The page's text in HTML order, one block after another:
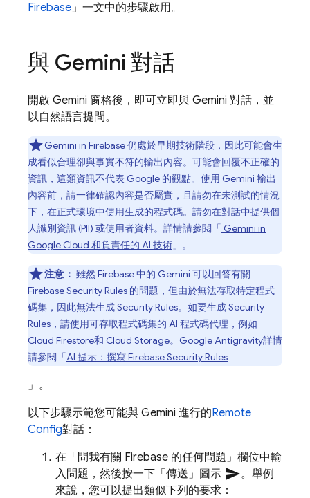
Firebase」一文中的步驟啟用。
與 Gemini 對話
開啟 Gemini 窗格後，即可立即與 Gemini 對話，並
以自然語言提問。
Gemini in Firebase仍處於早期技術階段，因此可能會生
成看似合理卻與事實不符的輸出內容。可能會回覆不正確的
資訊，這類資訊不代表 Google 的觀點。使用 Gemini 輸出
內容前，請一律確認內容是否屬實，且請勿在未測試的情況
下，在正式環境中使用生成的程式碼。請勿在對話中提供個
人識別資訊 (PII) 或使用者資料。詳情請參閱「 Gemini in
Google Cloud 和負責任的 AI 技術 」。
注意： 雖然 Firebase中的 Gemini 可以回答有關
Firebase Security Rules 的問題，但由於無法存取特定程式
碼集，因此無法生成Security Rules。如要生成Security
Rules ，請使用可存取程式碼集的 AI 程式碼代理，例如
Cloud Firestore和 Cloud Storage。 Google Antigravity詳情
請參閱「AI 提示：撰寫Firebase Security Rules
」。
以下步驟示範您可能與 Gemini 進行的Remote
Config對話：
在「問我有關 Firebase 的任何問題」 欄位中輸
入問題，然後按一下「傳送」 圖示 send。舉例
來說，您可以提出類似下列的要求：